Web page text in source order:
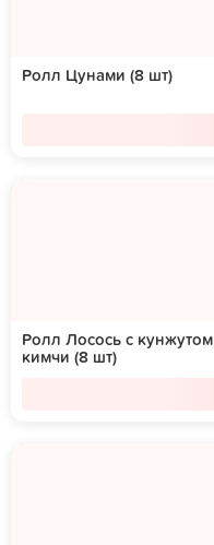
Ролл Цунами (8 шт)
Ролл Лосось с кунжутом
кимчи (8 шт)